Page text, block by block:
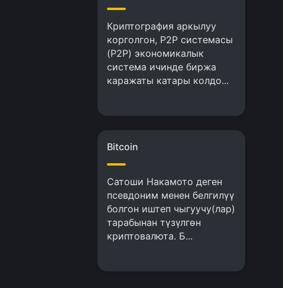
Криптография аркылуу
корголгон, P2P системасы
(P2P) экономикалык
система ичинде биржа
каражаты катары колдо...
Bitcoin
Сатоши Накамото деген
псевдоним менен белгилүү
болгон иштеп чыгуучу(лар)
тарабынан түзүлгөн
криптовалюта. Б...